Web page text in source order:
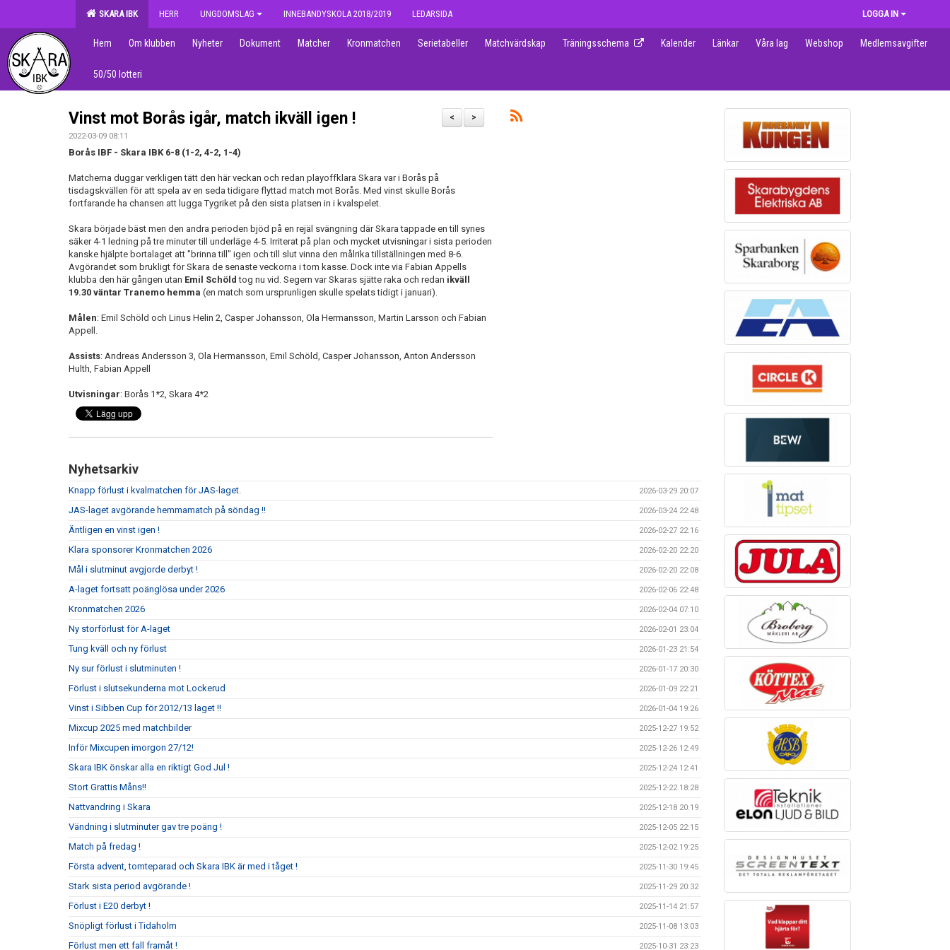
SKARA IBK HERR UNGDOMSLAG INNEBANDYSKOLA 2018/2019 LEDARSIDA LOGGA IN
Hem Om klubben Nyheter Dokument Matcher Kronmatchen Serietabeller Matchvärdskap Träningsschema Kalender Länkar Våra lag Webshop Medlemsavgifter
50/50 lotteri
>
<
Vinst mot Borås igår, match ikväll igen !
2022-03-09 08:11
Borås IBF - Skara IBK 6-8 (1-2, 4-2, 1-4)
Matcherna duggar verkligen tätt den här veckan och redan playoffklara Skara var i Borås på
tisdagskvällen för att spela av en seda tidigare flyttad match mot Borås. Med vinst skulle Borås
fortfarande ha chansen att lugga Tygriket på den sista platsen in i kvalspelet.
Skara började bäst men den andra perioden bjöd på en rejäl svängning där Skara tappade en till synes
säker 4-1 ledning på tre minuter till underläge 4-5. Irriterat på plan och mycket utvisningar i sista perioden
kanske hjälpte bortalaget att "brinna till" igen och till slut vinna den målrika tillställningen med 8-6.
Avgörandet som brukligt för Skara de senaste veckorna i tom kasse. Dock inte via Fabian Appells
klubba den här gången utan Emil Schöld tog nu vid. Segern var Skaras sjätte raka och redan ikväll
19.30 väntar Tranemo hemma (en match som ursprunligen skulle spelats tidigt i januari).
Målen: Emil Schöld och Linus Helin 2, Casper Johansson, Ola Hermansson, Martin Larsson och Fabian
Appell.
Assists: Andreas Andersson 3, Ola Hermansson, Emil Schöld, Casper Johansson, Anton Andersson
Hulth, Fabian Appell
Utvisningar: Borås 1*2, Skara 4*2
Nyhetsarkiv
Knapp förlust i kvalmatchen för JAS-laget. 2026-03-29 20:07
JAS-laget avgörande hemmamatch på söndag !! 2026-03-24 22:48
Äntligen en vinst igen ! 2026-02-27 22:16
Klara sponsorer Kronmatchen 2026 2026-02-20 22:20
Mål i slutminut avgjorde derbyt ! 2026-02-20 22:08
A-laget fortsatt poänglösa under 2026 2026-02-06 22:48
Kronmatchen 2026 2026-02-04 07:10
Ny storförlust för A-laget 2026-02-01 23:04
Tung kväll och ny förlust 2026-01-23 21:54
Ny sur förlust i slutminuten ! 2026-01-17 20:30
Förlust i slutsekunderna mot Lockerud 2026-01-09 22:21
Vinst i Sibben Cup för 2012/13 laget !! 2026-01-04 19:26
Mixcup 2025 med matchbilder 2025-12-27 19:52
Inför Mixcupen imorgon 27/12! 2025-12-26 12:49
Skara IBK önskar alla en riktigt God Jul ! 2025-12-24 12:41
Stort Grattis Måns!! 2025-12-22 18:28
Nattvandring i Skara 2025-12-18 20:19
Vändning i slutminuter gav tre poäng ! 2025-12-05 22:15
Match på fredag ! 2025-12-02 19:25
Första advent, tomteparad och Skara IBK är med i tåget ! 2025-11-30 19:45
Stark sista period avgörande ! 2025-11-29 20:32
Förlust i E20 derbyt ! 2025-11-14 21:57
Snöpligt förlust i Tidaholm 2025-11-08 13:03
Förlust men ett fall framåt ! 2025-10-31 23:23